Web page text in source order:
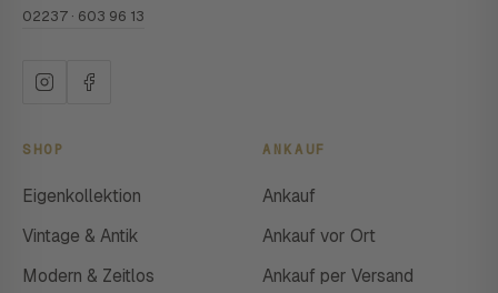
02237 · 603 96 13
SHOP
Eigenkollektion
Vintage & Antik
Modern & Zeitlos
ANKAUF
Ankauf
Ankauf vor Ort
Ankauf per Versand